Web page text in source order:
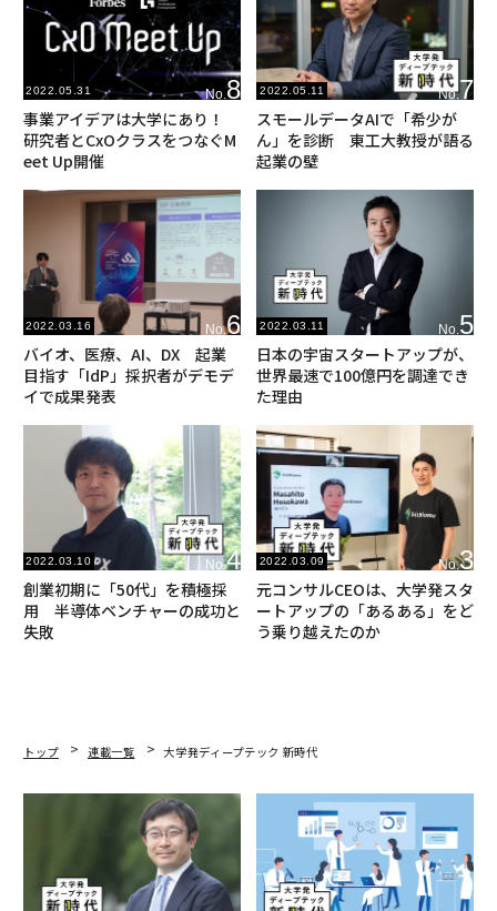
2022.05.31 No.8
事業アイデアは大学にあり！
研究者とCxOクラスをつなぐM
eet Up開催
2022.05.11 No.7
スモールデータAIで「希少が
ん」を診断 東工大教授が語る
起業の壁
2022.03.16 No.6
バイオ、医療、AI、DX 起業
目指す「IdP」採択者がデモデ
イで成果発表
2022.03.11 No.5
日本の宇宙スタートアップが、
世界最速で100億円を調達でき
た理由
2022.03.10 No.4
創業初期に「50代」を積極採
用 半導体ベンチャーの成功と
失敗
2022.03.09 No.3
元コンサルCEOは、大学発スタ
ートアップの「あるある」をど
う乗り越えたのか
トップ 連載一覧 大学発ディープテック 新時代